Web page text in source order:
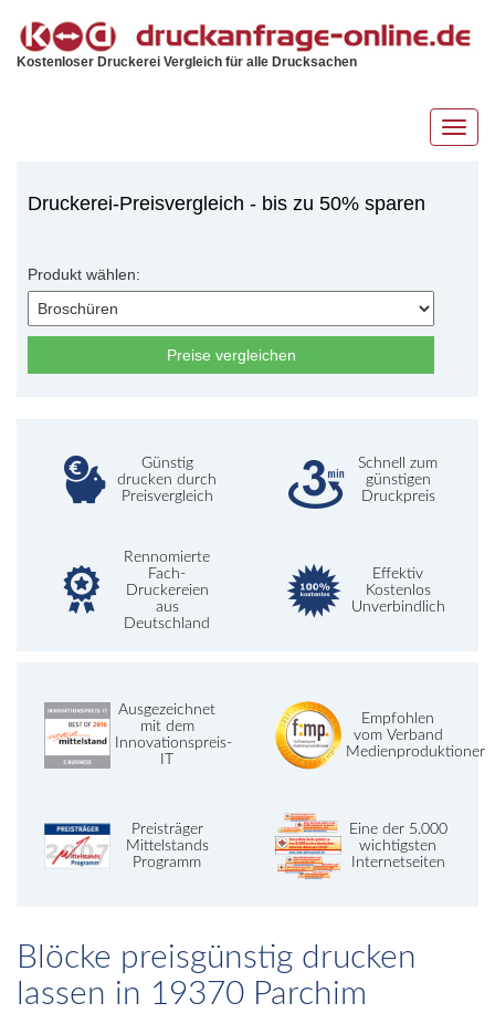
Kostenloser Druckerei Vergleich für alle Drucksachen
Druckerei-Preisvergleich - bis zu 50% sparen
Produkt wählen:
Preise vergleichen
Günstig
drucken durch
Preisvergleich
Schnell zum
günstigen
Druckpreis
Rennomierte
Fach-
Druckereien
aus
Deutschland
Effektiv
Kostenlos
Unverbindlich
Ausgezeichnet
mit dem
Innovationspreis-
IT
Empfohlen
vom Verband
Medienproduktioner
Preisträger
Mittelstands
Programm
Eine der 5.000
wichtigsten
Internetseiten
Blöcke preisgünstig drucken
lassen in 19370 Parchim